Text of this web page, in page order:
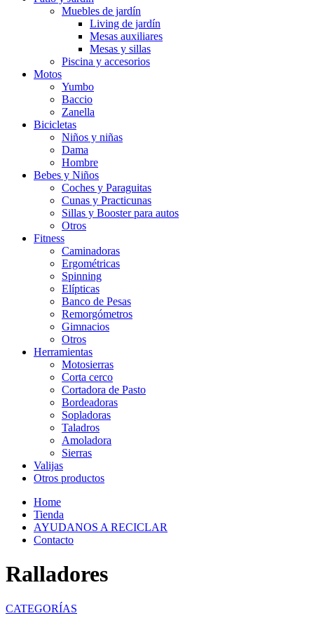
Muebles de jardín
Living de jardín
Mesas auxiliares
Mesas y sillas
Piscina y accesorios
Motos
Yumbo
Baccio
Zanella
Bicicletas
Niños y niñas
Dama
Hombre
Bebes y Niños
Coches y Paraguitas
Cunas y Practicunas
Sillas y Booster para autos
Otros
Fitness
Caminadoras
Ergométricas
Spinning
Elípticas
Banco de Pesas
Remorgómetros
Gimnacios
Otros
Herramientas
Motosierras
Corta cerco
Cortadora de Pasto
Bordeadoras
Sopladoras
Taladros
Amoladora
Sierras
Valijas
Otros productos
Home
Tienda
AYUDANOS A RECICLAR
Contacto
Ralladores
CATEGORÍAS